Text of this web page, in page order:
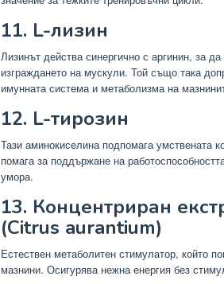
11. L-лизин
Лизинът действа синергично с аргинин, за
изграждането на мускули. Той също така
имунната система и метаболизма на
12. L-тирозин
Тази аминокиселина подпомага умствената
помага за поддържане на
умора.
13. Концентриран
(Citrus aurantium)
Естествен метаболитен стимулатор, който
мазнини. Осигурява нежна енергия без